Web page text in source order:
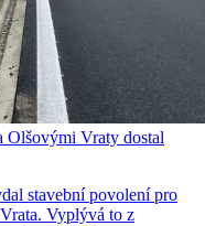
Olšovými Vraty dostal
stavební povolení pro
Vyplývá to z